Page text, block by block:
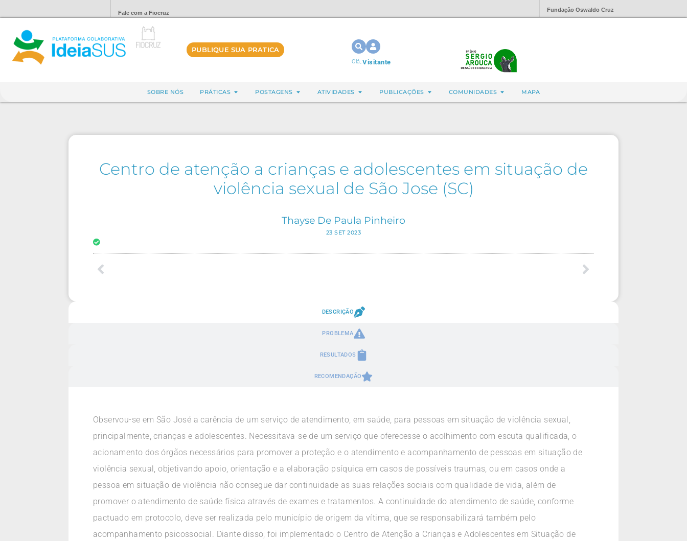
Fale com a Fiocruz Fundação Oswaldo Cruz
PUBLIQUE SUA PRATICA
Olá,Visitante
SOBRE NÓS PRÁTICAS POSTAGENS ATIVIDADES PUBLICAÇÕES COMUNIDADES MAPA
Centro de atenção a crianças e adolescentes em situação de
violência sexual de São Jose (SC)
Thayse De Paula Pinheiro
23 SET 2023
DESCRIÇÃO
PROBLEMA
RESULTADOS
RECOMENDAÇÃO
Observou-se em São José a carência de um serviço de atendimento, em saúde, para pessoas em situação de violência sexual,
principalmente, crianças e adolescentes. Necessitava-se de um serviço que oferecesse o acolhimento com escuta qualificada, o
acionamento dos órgãos necessários para promover a proteção e o atendimento e acompanhamento de pessoas em situação de
violência sexual, objetivando apoio, orientação e a elaboração psíquica em casos de possíveis traumas, ou em casos onde a
pessoa em situação de violência não consegue dar continuidade as suas relações sociais com qualidade de vida, além de
promover o atendimento de saúde física através de exames e tratamentos. A continuidade do atendimento de saúde, conforme
pactuado em protocolo, deve ser realizada pelo município de origem da vítima, que se responsabilizará também pelo
acompanhamento psicossocial. Diante disso, foi implementado o Centro de Atenção a Crianças e Adolescentes em Situação de